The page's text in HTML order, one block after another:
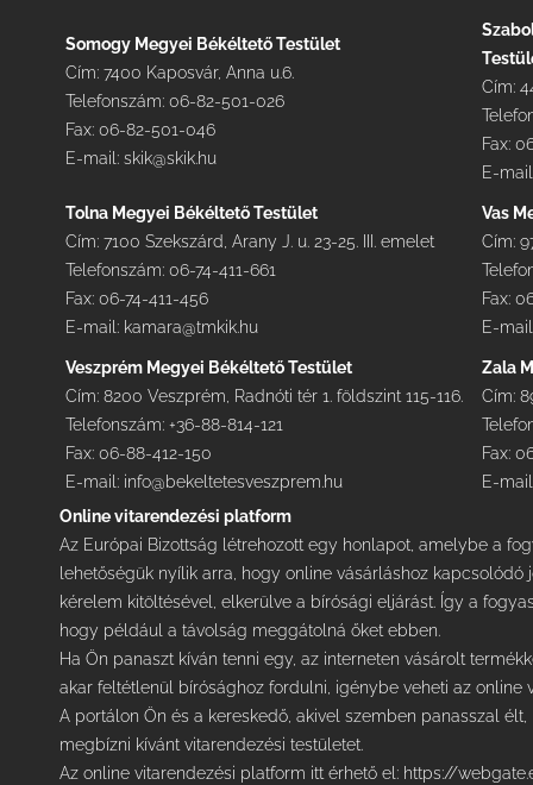
Somogy Megyei Békéltető Testület
Cím: 7400 Kaposvár, Anna u.6.
Telefonszám: 06-82-501-026
Fax: 06-82-501-046
E-mail: skik@skik.hu
Cím:
Fax:
E-
Tolna Megyei Békéltető Testület
Cím: 7100 Szekszárd, Arany J. u. 23-25. III. emelet
Telefonszám: 06-74-411-661
Fax: 06-74-411-456
E-mail: kamara@tmkik.hu
Vas
Cím:
Fax:
E-
Veszprém Megyei Békéltető Testület
Cím: 8200 Veszprém, Radnóti tér 1. földszint 115-116.
Telefonszám: +36-88-814-121
Fax: 06-88-412-150
E-mail: info@bekeltetesveszprem.hu
Zala
Cím:
Fax:
E-
Online vitarendezési platform
Az Európai Bizottság létrehozott egy honlapot, amelybe a
lehetőségük nyílik arra, hogy online vásárláshoz kapcsolódó
kérelem kitöltésével, elkerülve a bírósági eljárást. Így a
hogy például a távolság meggátolná őket ebben.
Ha Ön panaszt kíván tenni egy, az interneten vásárolt
akar feltétlenül bírósághoz fordulni, igénybe veheti az online
A portálon Ön és a kereskedő, akivel szemben panasszal
megbízni kívánt vitarendezési testületet.
Az online vitarendezési platform itt érhető el: https://